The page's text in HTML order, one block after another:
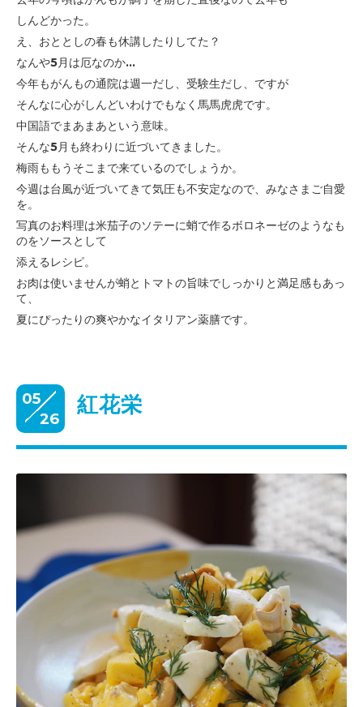
しんどかった。
え、おととしの春も休講したりしてた？
なんや5月は厄なのか...
今年もがんもの通院は週一だし、受験生だし、ですが
そんなに心がしんどいわけでもなく馬馬虎虎です。
中国語でまあまあという意味。
そんな5月も終わりに近づいてきました。
梅雨ももうそこまで来ているのでしょうか。
今週は台風が近づいてきて気圧も不安定なので、みなさまご自愛
を。
写真のお料理は米茄子のソテーに蛸で作るボロネーゼのようなも
のをソースとして
添えるレシピ。
お肉は使いませんが蛸とトマトの旨味でしっかりと満足感もあっ
て、
夏にぴったりの爽やかなイタリアン薬膳です。
05
26
紅花栄